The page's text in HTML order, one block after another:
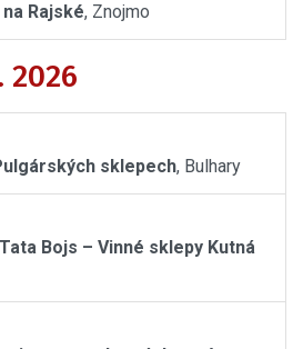
Rajské, Znojmo
2026
sklepech, Bulhary
Bojs – Vinné sklepy Kutná